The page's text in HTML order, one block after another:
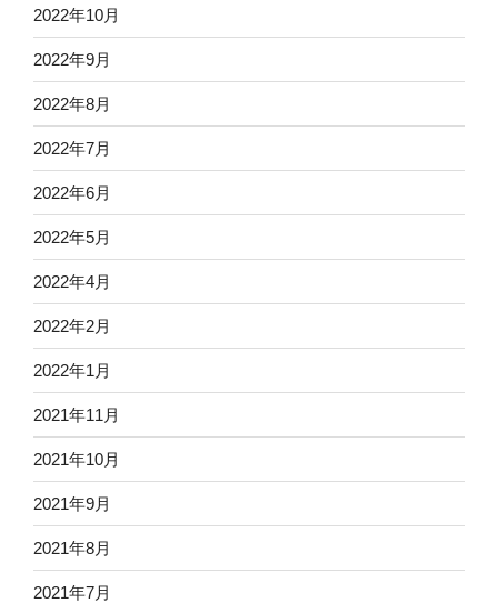
2022年10月
2022年9月
2022年8月
2022年7月
2022年6月
2022年5月
2022年4月
2022年2月
2022年1月
2021年11月
2021年10月
2021年9月
2021年8月
2021年7月